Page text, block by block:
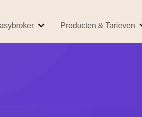
Submenu tonen voor
Producten & Tarieven